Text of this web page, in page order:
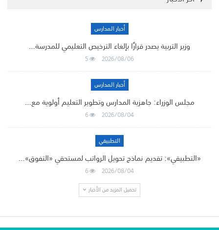
أخبار المدارس
وزير التربية يصدر قرارًا بإلغاء الترخيص التعليمي للمدرسة…
2026/08/06
5
أخبار المدارس
مجلس الوزراء: جاهزية المدارس وتطوير التعليم أولوية مع…
2026/08/04
6
التطبيقي
«التطبيقي»: تقديم نماذج تحويل الرواتب لمستحقي «التفوق»…
2026/08/04
6
تحميل المزيد من الأخبار